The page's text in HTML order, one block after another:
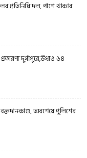
প্রতিনিধি দল, পাশে থাকার
দুর্গাপুরে,উধাও ৬৪
রক্তদানকাণ্ড, অবশেষে পুলিশের